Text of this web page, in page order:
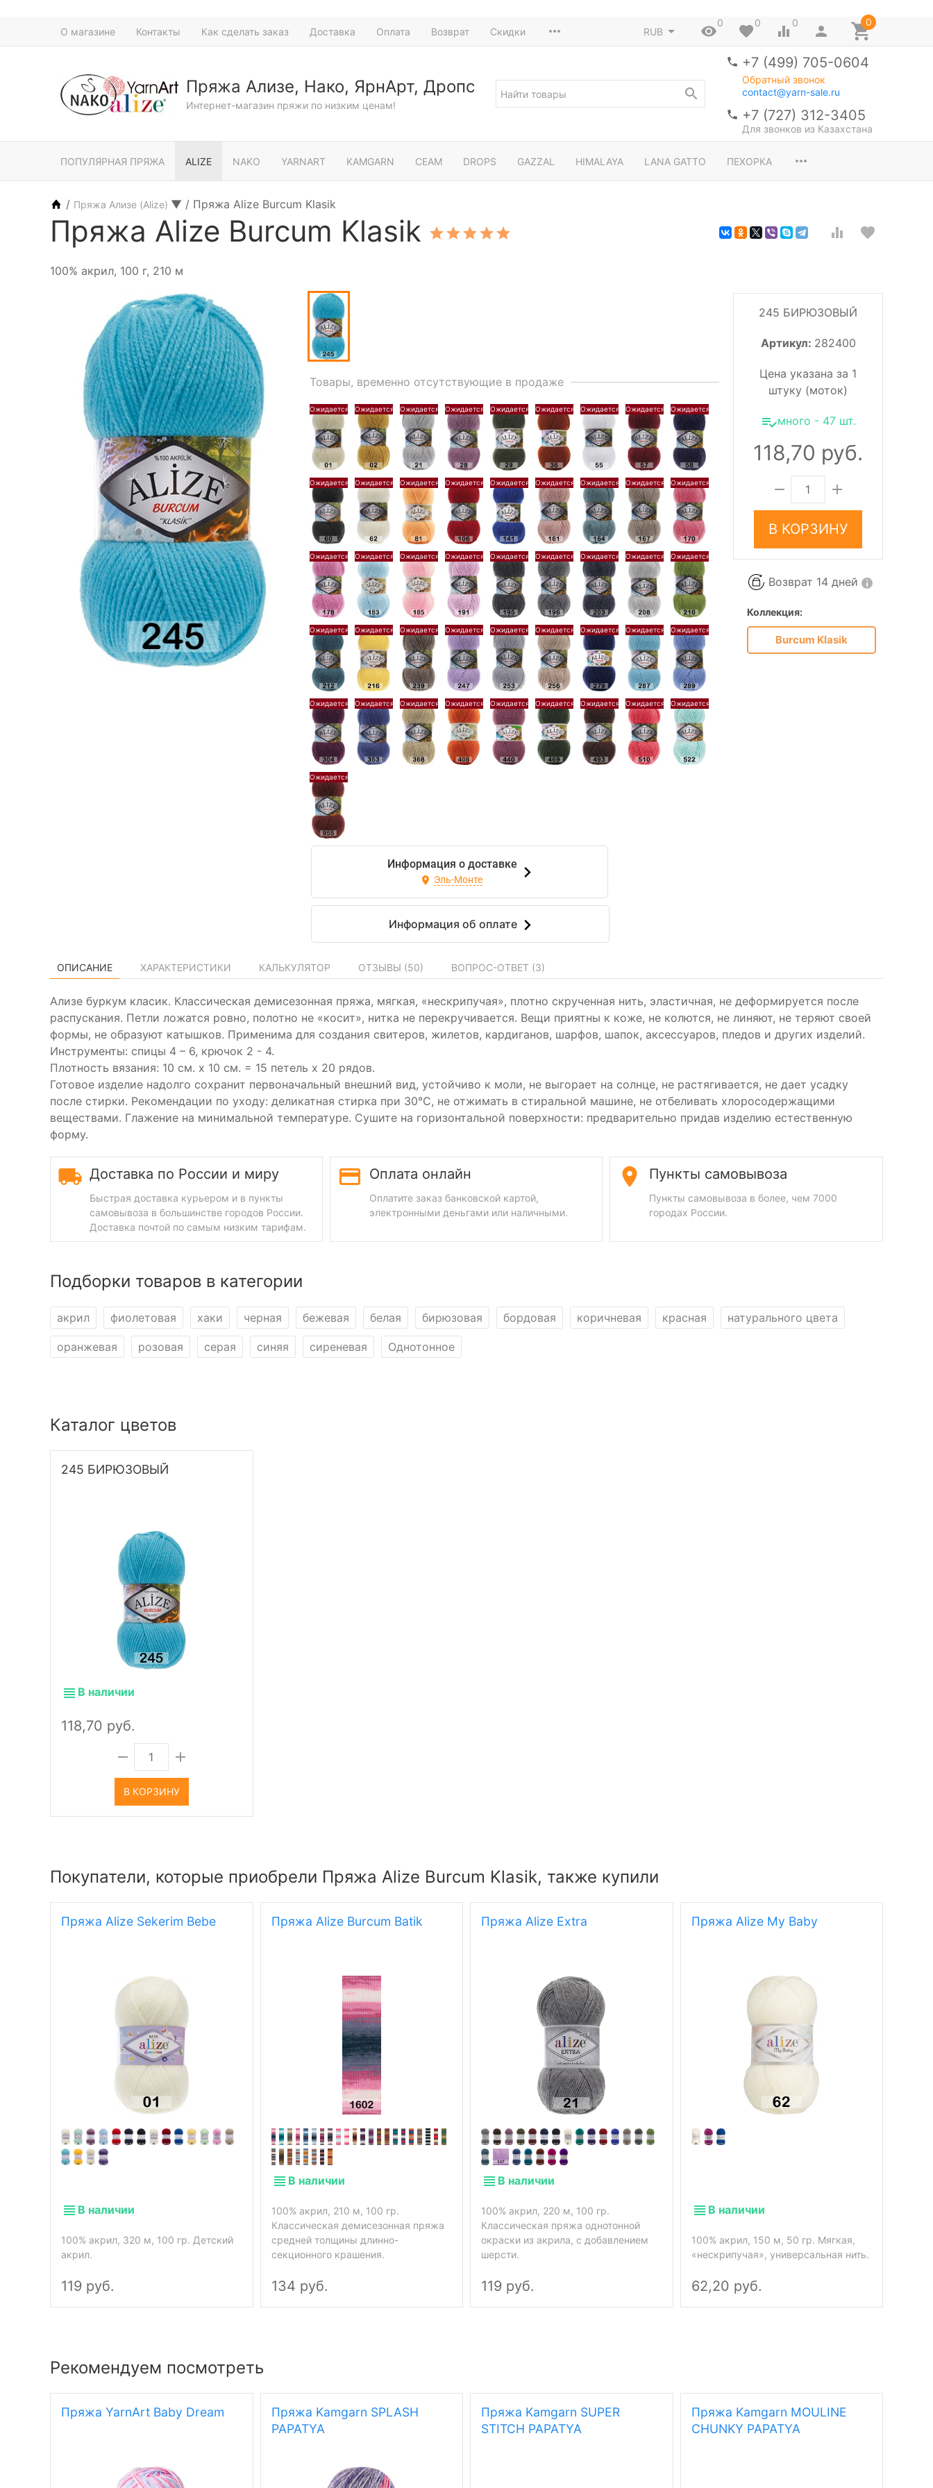
О магазине Контакты Как сделать заказ Доставка Оплата Возврат Скидки RUB
0 0 0 0
Пряжа Ализе, Нако, ЯрнАрт, Дропс
Интернет-магазин пряжи по низким ценам!
+7 (499) 705-0604
Обратный звонок
contact@yarn-sale.ru
+7 (727) 312-3405
Для звонков из Казахстана
ПОПУЛЯРНАЯ ПРЯЖА ALIZE NAKO YARNART KAMGARN СЕАМ DROPS GAZZAL HIMALAYA LANA GATTO ПЕХОРКА
/ Пряжа Ализе (Alize) ▼ / Пряжа Alize Burcum Klasik
Пряжа Alize Burcum Klasik
100% акрил, 100 г, 210 м
Товары, временно отсутствующие в продаже
Информация о доставке
Эль-Монте
Информация об оплате
245 БИРЮЗОВЫЙ
Артикул: 282400
Цена указана за 1
штуку (моток)
много - 47 шт.
118,70 руб.
В КОРЗИНУ
Возврат 14 дней
Коллекция:
Burcum Klasik
ОПИСАНИЕ ХАРАКТЕРИСТИКИ КАЛЬКУЛЯТОР ОТЗЫВЫ (50) ВОПРОС-ОТВЕТ (3)
Ализе буркум класик. Классическая демисезонная пряжа, мягкая, «нескрипучая», плотно скрученная нить, эластичная, не деформируется после
распускания. Петли ложатся ровно, полотно не «косит», нитка не перекручивается. Вещи приятны к коже, не колются, не линяют, не теряют своей
формы, не образуют катышков. Применима для создания свитеров, жилетов, кардиганов, шарфов, шапок, аксессуаров, пледов и других изделий.
Инструменты: спицы 4 – 6, крючок 2 - 4.
Плотность вязания: 10 см. х 10 см. = 15 петель х 20 рядов.
Готовое изделие надолго сохранит первоначальный внешний вид, устойчиво к моли, не выгорает на солнце, не растягивается, не дает усадку
после стирки. Рекомендации по уходу: деликатная стирка при 30°С, не отжимать в стиральной машине, не отбеливать хлоросодержащими
веществами. Глажение на минимальной температуре. Сушите на горизонтальной поверхности: предварительно придав изделию естественную
форму.
Доставка по России и миру
Быстрая доставка курьером и в пункты
самовывоза в большинстве городов России.
Доставка почтой по самым низким тарифам.
Оплата онлайн
Оплатите заказ банковской картой,
электронными деньгами или наличными.
Пункты самовывоза
Пункты самовывоза в более, чем 7000
городах России.
Подборки товаров в категории
акрил фиолетовая хаки черная бежевая белая бирюзовая бордовая коричневая красная натурального цвета
оранжевая розовая серая синяя сиреневая Однотонное
Каталог цветов
245 БИРЮЗОВЫЙ
В наличии
118,70 руб.
В КОРЗИНУ
Покупатели, которые приобрели Пряжа Alize Burcum Klasik, также купили
Пряжа Alize Sekerim Bebe
В наличии
100% акрил, 320 м, 100 гр. Детский
акрил.
119 руб.
Пряжа Alize Burcum Batik
В наличии
100% акрил, 210 м, 100 гр.
Классическая демисезонная пряжа
средней толщины длинно-
секционного крашения.
134 руб.
Пряжа Alize Extra
В наличии
100% акрил, 220 м, 100 гр.
Классическая пряжа однотонной
окраски из акрила, с добавлением
шерсти.
119 руб.
Пряжа Alize My Baby
В наличии
100% акрил, 150 м, 50 гр. Мягкая,
«нескрипучая», универсальная нить.
62,20 руб.
Рекомендуем посмотреть
Пряжа YarnArt Baby Dream
Пряжа Kamgarn SPLASH
PAPATYA
Пряжа Kamgarn SUPER
STITCH PAPATYA
Пряжа Kamgarn MOULINE
CHUNKY PAPATYA